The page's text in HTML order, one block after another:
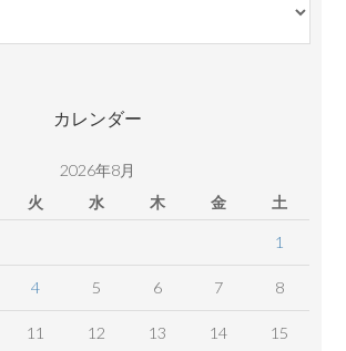
カレンダー
2026年8月
火 水 木 金 土
1
4 5 6 7 8
11 12 13 14 15